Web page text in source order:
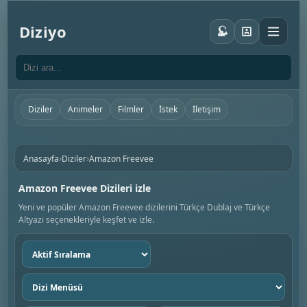
Diziyo
Diziler Animeler Filmler İstek İletişim
Anasayfa›Diziler›Amazon Freevee
Amazon Freevee Dizileri izle
Yeni ve popüler Amazon Freevee dizilerini Türkçe Dublaj ve Türkçe
Altyazı seçenekleriyle keşfet ve izle.
Sıralama
seç
Dizi
menüsü